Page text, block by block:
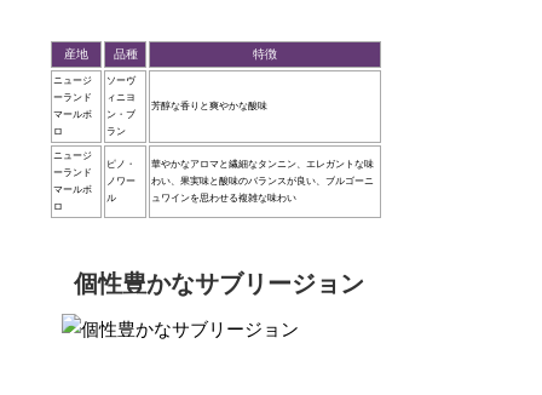
産地 品種 特徴
ニュージ
ーランド
マールボ
ロ
ソーヴ
ィニヨ
ン・ブ
ラン
芳醇な香りと爽やかな酸味
ニュージ
ーランド
マールボ
ロ
ピノ・
ノワー
ル
華やかなアロマと繊細なタンニン、エレガントな味
わい、果実味と酸味のバランスが良い、ブルゴーニ
ュワインを思わせる複雑な味わい
個性豊かなサブリージョン